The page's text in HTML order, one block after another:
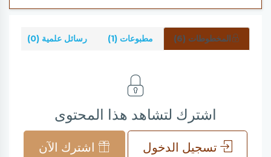
المخطوطات (6) مطبوعات (1) رسائل علمية (0)
اشترك لتشاهد هذا المحتوى
تسجيل الدخول اشترك الآن